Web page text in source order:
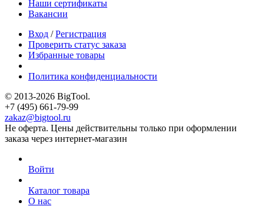
Наши сертификаты
Вакансии
Вход /Регистрация
Проверить статус заказа
Избранные товары
Политика конфиденциальности
© 2013-2026 BigTool.
+7 (495) 661-79-99
zakaz@bigtool.ru
Не оферта. Цены действительны только при оформлении
заказа через интернет-магазин
Войти
Каталог товара
О нас